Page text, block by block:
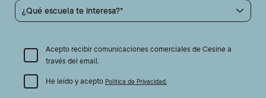
¿Qué escuela te interesa?
Acepto recibir comunicaciones comerciales de Cesine a
través del email.
He leído y acepto Política de Privacidad.